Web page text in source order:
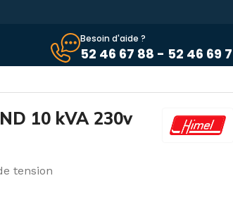
Besoin d'aide ?
52 46 67 88 - 52 46 69
10 kVA 230v
tension